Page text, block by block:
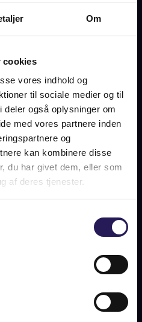
Om
cookies
vores indhold og
til sociale medier og til
også oplysninger om
med vores partnere inden
og
kan kombinere disse
du har givet dem, eller som
af deres tjenester.